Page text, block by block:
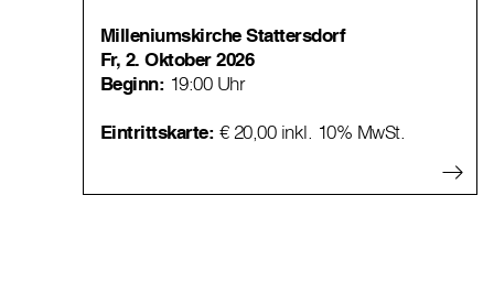
Milleniumskirche Stattersdorf
Fr, 2. Oktober 2026
Beginn: 19:00 Uhr
Eintrittskarte: € 20,00 inkl. 10% MwSt.